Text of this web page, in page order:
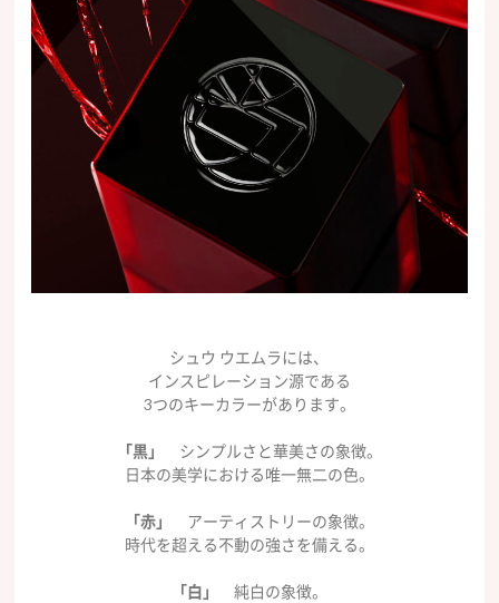
シュウ ウエムラには、
インスピレーション源である
3つのキーカラーがあります。
「黒」
シンプルさと華美さの象徴。
日本の美学における唯一無二の色。
「赤」 アーティストリーの象徴。
時代を超える不動の強さを備える。
「白」
純白の象徴。